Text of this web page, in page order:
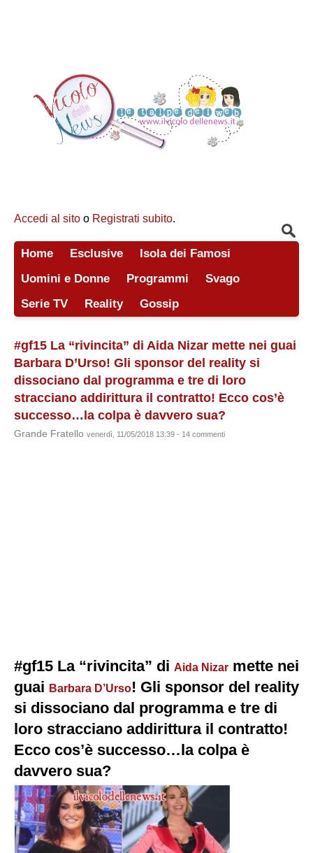
Accedi al sito o Registrati subito.
Home Esclusive
Isola dei Famosi
Uomini e Donne
Programmi
Svago
Serie TV
Reality Gossip
#gf15 La “rivincita” di Aida Nizar mette nei guai
Barbara D’Urso! Gli sponsor del reality si
dissociano dal programma e tre di loro
stracciano addirittura il contratto! Ecco cos’è
successo…la colpa è davvero sua?
Grande Fratello venerdì, 11/05/2018 13:39 - 14 commenti
#gf15 La “rivincita” di Aida Nizar mette nei
guai Barbara D’Urso! Gli sponsor del reality
si dissociano dal programma e tre di
loro stracciano addirittura il contratto!
Ecco cos’è successo…la colpa è
davvero sua?